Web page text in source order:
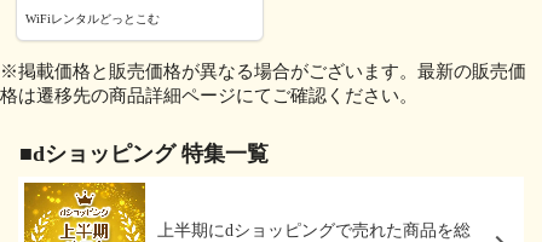
宅利用
WiFiレンタルどっとこむ
※掲載価格と販売価格が異なる場合がございます。最新の販売価
格は遷移先の商品詳細ページにてご確認ください。
■dショッピング 特集一覧
上半期にdショッピングで売れた商品を総